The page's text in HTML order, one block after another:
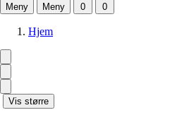
Meny Meny
Hjem
Vis større